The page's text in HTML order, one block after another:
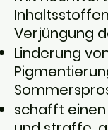
Verjüngung
Linderung
schafft